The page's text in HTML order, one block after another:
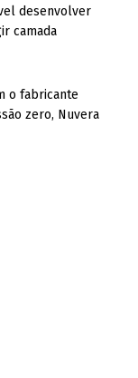
desenvolver
camada
o fabricante
zero, Nuvera